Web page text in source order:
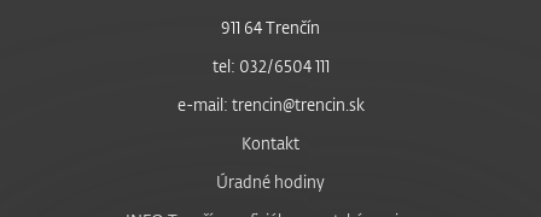
911 64 Trenčín
tel: 032/6504 111
e-mail: trencin@trencin.sk
Kontakt
Úradné hodiny